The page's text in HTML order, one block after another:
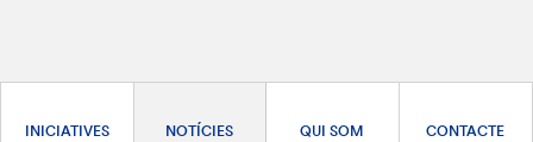
INICIATIVES NOTÍCIES QUI SOM CONTACTE